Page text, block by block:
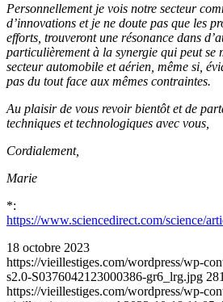
Personnellement je vois notre secteur
d’innovations et je ne doute pas que les
efforts, trouveront une résonance dans
particulièrement à la synergie qui peut se
secteur automobile et aérien, même si,
pas du tout face aux mêmes contraintes.
Au plaisir de vous revoir bientôt et de
techniques et technologiques avec vous,
Cordialement,
Marie
*:
https://www.sciencedirect.com/science/
18 octobre 2023
https://vieillestiges.com/wordpress/wp-
s2.0-S0376042123000386-gr6_lrg.jpg 281
https://vieillestiges.com/wordpress/wp-